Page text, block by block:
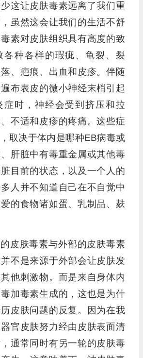
这让皮肤毒素远离了我们重
虽然这会让我们的生活不舒
素对皮肤组织具有高度的致
各种各样的瑕疵、龟裂、裂
、疤痕、出血和皮疹。伴随
布表皮的微小神经末梢引起
症时，神经会受到挤压和拉
不适和皮疹的疼痛。这些症
取决于体内是哪种EB病毒或
肝脏中有毒重金属或其他毒
目前的状态，以及一个人的
人并不知道自己在不自觉中
的食物诸如蛋、乳制品、麸
皮肤毒素与外部的皮肤毒素
不是来源于外部会让皮肤发
他刺激物。而是来自身体内
加毒素生成的，这也是为什
皮肤问题的反复。因为在我
官皮肤努力经由皮肤表面清
通常同时有另一轮的皮肤毒